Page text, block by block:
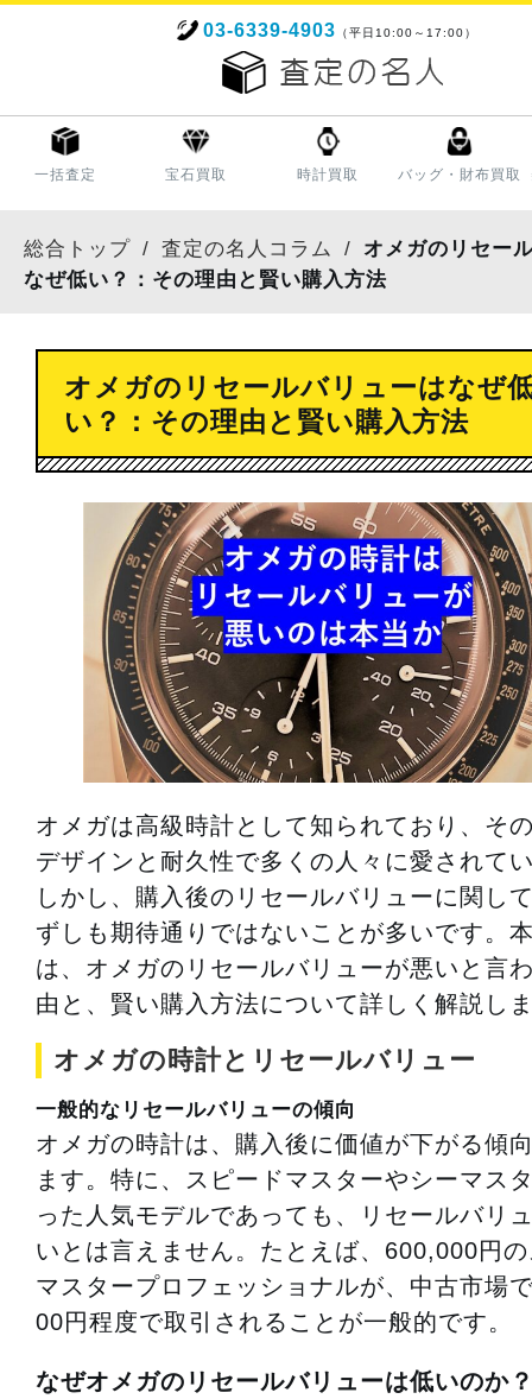
03-6339-4903 （平日10:00～17:00）
一括査定 宝石買取 時計買取 バッグ・財布買取
総合トップ 査定の名人コラム
オメガのリセー
なぜ低い？：その理由と賢い購入方法
オメガのリセールバリューはなぜ
い？：その理由と賢い購入方法
オメガは高級時計として知られており、そ
デザインと耐久性で多くの人々に愛されて
しかし、購入後のリセールバリューに関し
ずしも期待通りではないことが多いです。
は、オメガのリセールバリューが悪いと言
由と、賢い購入方法について詳しく解説し
オメガの時計とリセールバリュー
一般的なリセールバリューの傾向
オメガの時計は、購入後に価値が下がる傾
ます。特に、スピードマスターやシーマス
った人気モデルであっても、リセールバリ
いとは言えません。たとえば、600,000円
マスタープロフェッショナルが、中古市場
00円程度で取引されることが一般的です。
なぜオメガのリセールバリューは低いのか